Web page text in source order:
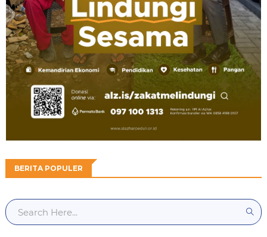
BERITA POPULER